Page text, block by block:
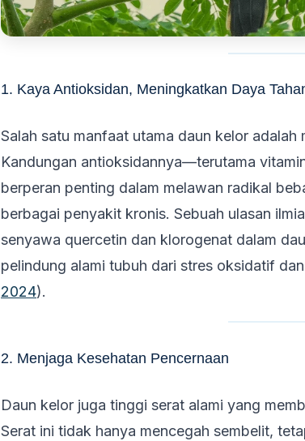
1. Kaya Antioksidan, Meningkatkan Daya
Salah satu manfaat utama daun kelor adalah
Kandungan antioksidannya—terutama
berperan penting dalam melawan radikal
berbagai penyakit kronis. Sebuah ulasan
senyawa quercetin dan klorogenat dalam
pelindung alami tubuh dari stres oksidatif
2024).
2. Menjaga Kesehatan Pencernaan
Daun kelor juga tinggi serat alami yang
Serat ini tidak hanya mencegah sembelit,